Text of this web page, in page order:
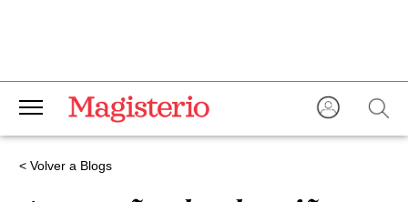
< Volver a Blogs